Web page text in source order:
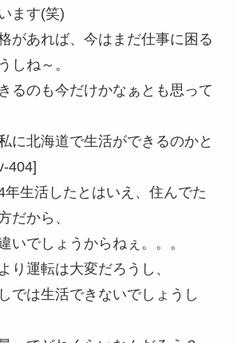
ます(笑)
があれば、今はまだ仕事に困る
しね～。
るのも今だけかなぁとも思って
に北海道で生活ができるのかと
404]
年生活したとはいえ、住んでた
だから、
いでしょうからねぇ。。。
り運転は大変だろうし、
では生活できないでしょうし